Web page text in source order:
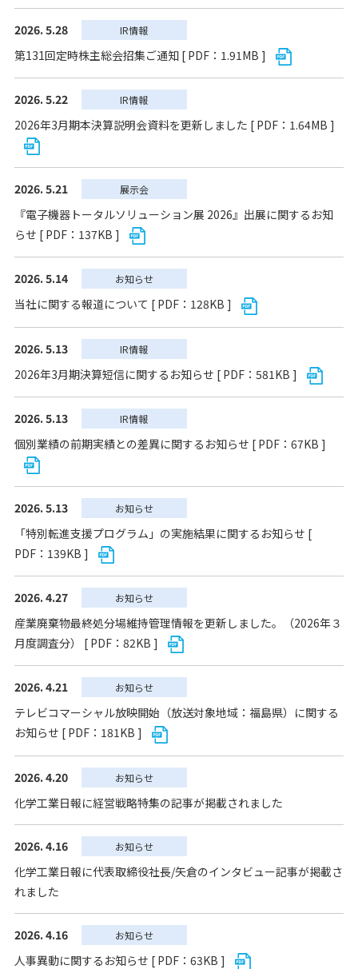
2026. 5.28 IR情報
第131回定時株主総会招集ご通知 [ PDF：1.91MB ]
2026. 5.22 IR情報
2026年3月期本決算説明会資料を更新しました [ PDF：1.64MB ]
2026. 5.21 展示会
『電子機器トータルソリューション展 2026』出展に関するお知
らせ [ PDF：137KB ]
2026. 5.14 お知らせ
当社に関する報道について [ PDF：128KB ]
2026. 5.13 IR情報
2026年3月期決算短信に関するお知らせ [ PDF：581KB ]
2026. 5.13 IR情報
個別業績の前期実績との差異に関するお知らせ [ PDF：67KB ]
2026. 5.13 お知らせ
「特別転進支援プログラム」の実施結果に関するお知らせ [
PDF：139KB ]
2026. 4.27 お知らせ
産業廃棄物最終処分場維持管理情報を更新しました。（2026年３
月度調査分） [ PDF：82KB ]
2026. 4.21 お知らせ
テレビコマーシャル放映開始（放送対象地域：福島県）に関する
お知らせ [ PDF：181KB ]
2026. 4.20 お知らせ
化学工業日報に経営戦略特集の記事が掲載されました
2026. 4.16 お知らせ
化学工業日報に代表取締役社長/矢倉のインタビュー記事が掲載さ
れました
2026. 4.16 お知らせ
人事異動に関するお知らせ [ PDF：63KB ]